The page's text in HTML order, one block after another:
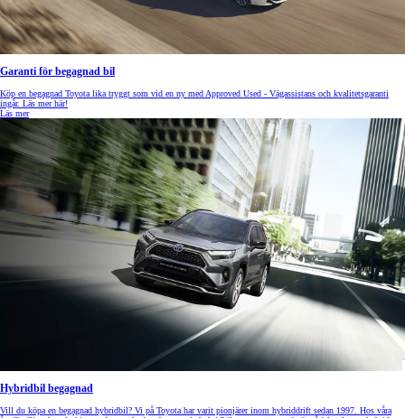
Garanti för begagnad bil
Köp en begagnad Toyota lika tryggt som vid en ny med Approved Used - Vägassistans och kvalitetsgaranti
ingår. Läs mer här!
Läs mer
Hybridbil begagnad
Vill du köpa en begagnad hybridbil? Vi på Toyota har varit pionjärer inom hybriddrift sedan 1997. Hos våra